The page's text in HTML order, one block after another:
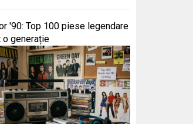
'90: Top 100 piese legendare
o generație